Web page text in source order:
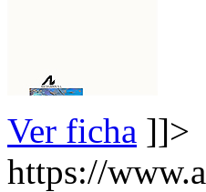
Ver ficha ]]>
https://